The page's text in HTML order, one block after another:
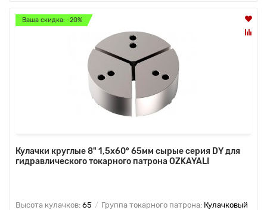
Ваша скидка: -20%
Кулачки круглые 8" 1,5x60° 65мм сырые серия DY для
гидравлического токарного патрона OZKAYALI
Высота кулачков: 65 Группа токарного патрона: Кулачковый